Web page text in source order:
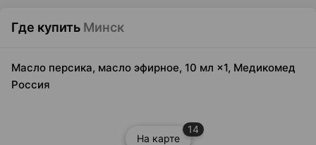
Где купить Минск
Масло персика, масло эфирное, 10 мл ×1, Медикомед
Россия
На карте
14